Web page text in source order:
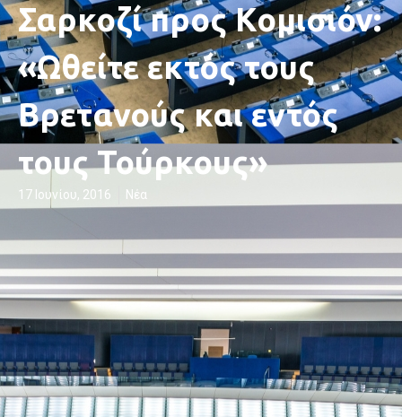
Σαρκοζί προς Κομισιόν:
«Ωθείτε εκτός τους
Βρετανούς και εντός
τους Τούρκους»
17 Ιουνίου, 2016 Νέα